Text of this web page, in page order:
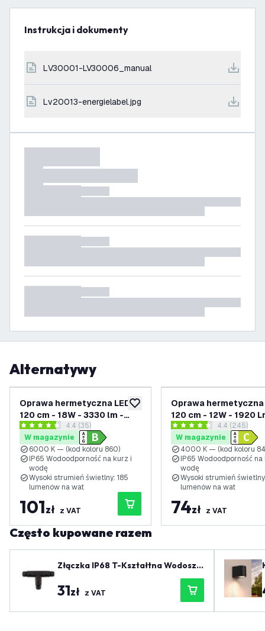
Instrukcja i dokumenty
LV30001-LV30006_manual
lv20013-energielabel.jpg
Alternatywy
dodaj do listy życzeń
Oprawa hermetyczna LED
120 cm - 18W - 3330 lm -
6500K - wysoka wydajność
- klasa B - IP65 - 1x
Świetlówką LED
otwórz panel recenzji
4.4 Gwiazdki oceny
4.4 (35)
W magazynie
6000 K — (kod koloru 860)
IP65 Wodoodporność na kurz i
wodę
Wysoki strumień świetlny: 185
lumenów na wat
101zł z VAT
Oprawa hermetyczna
120 cm - 12W - 1920
4000K - IP65 - 1x
Świetlówką LED
otwórz
4.4 Gwiazdki oceny
4.4 (245)
W magazynie
4000 K — (kod koloru
IP65 Wodoodporność
wodę
Wysoki strumień
lumenów na wat
74zł z VAT
Często kupowane razem
Złączka IP68 T-Kształtna Wodoszc
31zł z VAT